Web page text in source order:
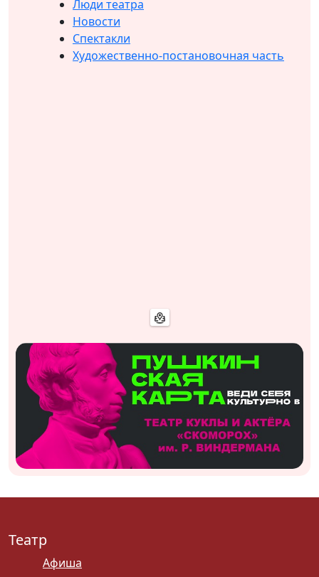
Люди театра
Новости
Спектакли
Художественно-постановочная часть
Театр
Афиша